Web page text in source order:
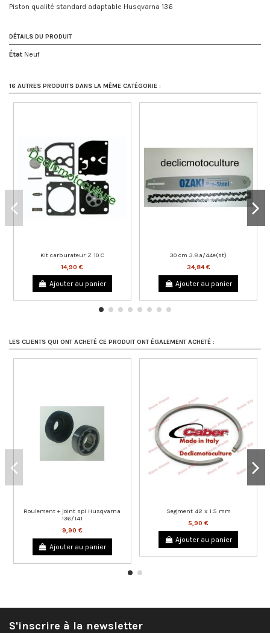
Piston qualité standard adaptable Husqvarna 136
DÉTAILS DU PRODUIT
État Neuf
16 AUTRES PRODUITS DANS LA MÊME CATÉGORIE :
Kit carburateur Z 10 C
14,90 €
Ajouter au panier
30 cm 3.8a/44e(st)
34,84 €
Ajouter au panier
LES CLIENTS QUI ONT ACHETÉ CE PRODUIT ONT ÉGALEMENT ACHETÉ :
Roulement + joint spi Husqvarna
136/141
9,90 €
Ajouter au panier
Segment 42 x 1.5 mm
5,90 €
Ajouter au panier
S'inscrire à la newsletter